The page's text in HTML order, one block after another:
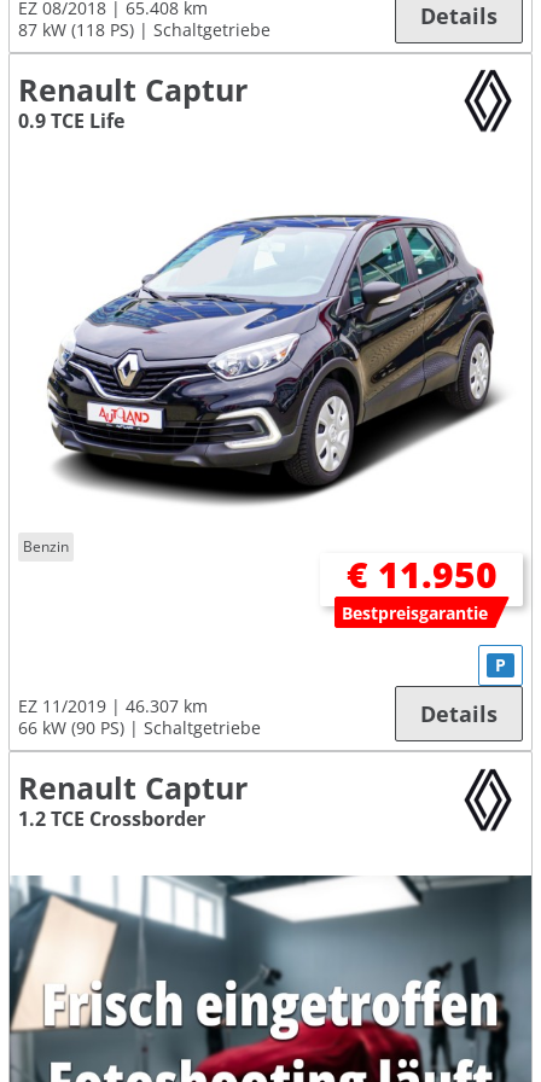
EZ 08/2018
65.408 km
87 kW (118 PS)
Schaltgetriebe Details
Renault Captur
0.9 TCE Life
Benzin
€ 11.950
Bestpreisgarantie
EZ 11/2019
46.307 km
66 kW (90 PS)
Schaltgetriebe
P
Details
Renault Captur
1.2 TCE Crossborder